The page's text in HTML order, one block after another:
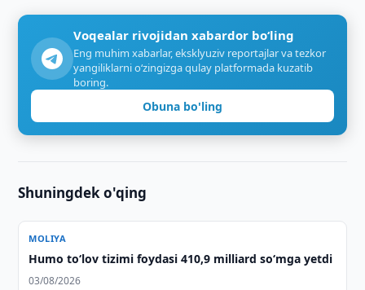
Voqealar rivojidan xabardor bo‘ling
Eng muhim xabarlar, eksklyuziv reportajlar va tezkor
yangiliklarni o‘zingizga qulay platformada kuzatib
boring.
Obuna bo'ling
Shuningdek o'qing
MOLIYA
Humo to‘lov tizimi foydasi 410,9 milliard so‘mga yetdi
03/08/2026